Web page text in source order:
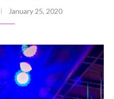
January 25, 2020